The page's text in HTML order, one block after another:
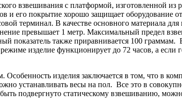
взвешивания с платформой, изготовленной
его покрытие хорошо защищает оборудование
терминал. В качестве основного материала
превышает 1 метр. Максимальный предел
показатель также приравнивается 100
изделие функционирует до 72 часов, а
изделия заключается в том, что в
устанавливать весы на пол. Все это в
подвергнуто статическому взвешиванию,